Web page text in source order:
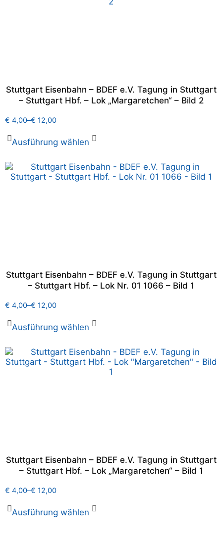
Stuttgart Eisenbahn – BDEF e.V. Tagung in Stuttgart
– Stuttgart Hbf. – Lok „Margaretchen“ – Bild 2
€ 4,00–€ 12,00
Ausführung wählen
Stuttgart Eisenbahn – BDEF e.V. Tagung in Stuttgart
– Stuttgart Hbf. – Lok Nr. 01 1066 – Bild 1
€ 4,00–€ 12,00
Ausführung wählen
Stuttgart Eisenbahn – BDEF e.V. Tagung in Stuttgart
– Stuttgart Hbf. – Lok „Margaretchen“ – Bild 1
€ 4,00–€ 12,00
Ausführung wählen